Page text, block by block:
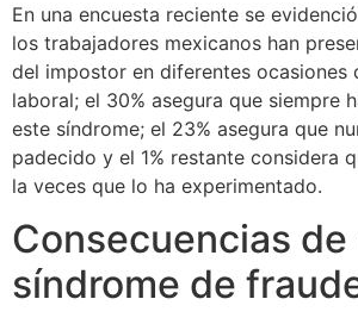
En una encuesta reciente se
los trabajadores mexicanos han
del impostor en diferentes ocasiones
laboral; el 30% asegura que siempre
este síndrome; el 23% asegura que
padecido y el 1% restante considera
la veces que lo ha experimentado.
Consecuencias
síndrome de